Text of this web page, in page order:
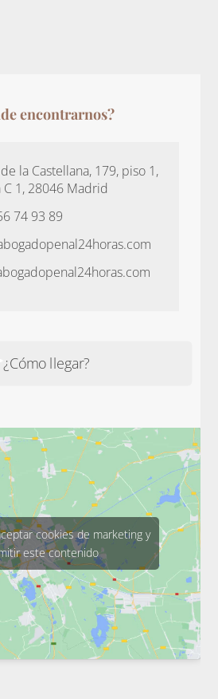
cookies de marketing y
este contenido
encontrarnos?
la Castellana, 179, piso 1,
C 1, 28046 Madrid
74 93 89
¿Cómo llegar?